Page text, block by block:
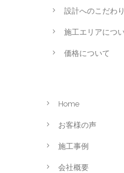
設計へのこだわり
施工エリアにつ
価格について
Home
お客様の声
施工事例
会社概要